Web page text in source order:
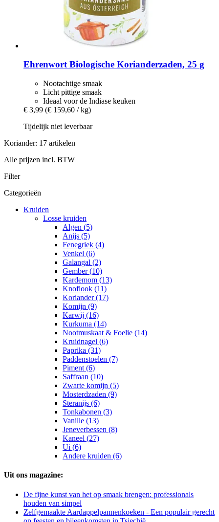
EhrenwortBiologische Korianderzaden, 25 g
Nootachtige smaak
Licht pittige smaak
Ideaal voor de Indiase keuken
€ 3,99 (€ 159,60 / kg)
Tijdelijk niet leverbaar
Koriander: 17 artikelen
Alle prijzen incl. BTW
Filter
Categorieën
Kruiden
Losse kruiden
Algen (5)
Anijs (5)
Fenegriek (4)
Venkel (6)
Galangal (2)
Gember (10)
Kardemom (13)
Knoflook (11)
Koriander (17)
Komijn (9)
Karwij (16)
Kurkuma (14)
Nootmuskaat & Foelie (14)
Kruidnagel (6)
Paprika (31)
Paddenstoelen (7)
Piment (6)
Saffraan (10)
Zwarte komijn (5)
Mosterdzaden (9)
Steranijs (6)
Tonkabonen (3)
Vanille (13)
Jeneverbessen (8)
Kaneel (27)
Ui (6)
Andere kruiden (6)
Uit ons magazine:
De fijne kunst van het op smaak brengen: professionals
houden van simpel
Zelfgemaakte Aardappelpannenkoeken - Een populair gerecht